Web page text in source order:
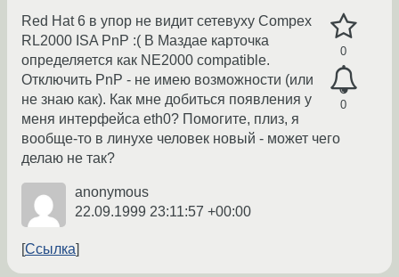
0
0
Red Hat 6 в упор не видит сетевуху Compex
RL2000 ISA PnP :( В Маздае карточка
определяется как NE2000 compatible.
Отключить PnP - не имею возможности (или
не знаю как). Как мне добиться появления у
меня интерфейса eth0? Помогите, плиз, я
вообще-то в линухе человек новый - может чего
делаю не так?
anonymous
22.09.1999 23:11:57 +00:00
Ссылка